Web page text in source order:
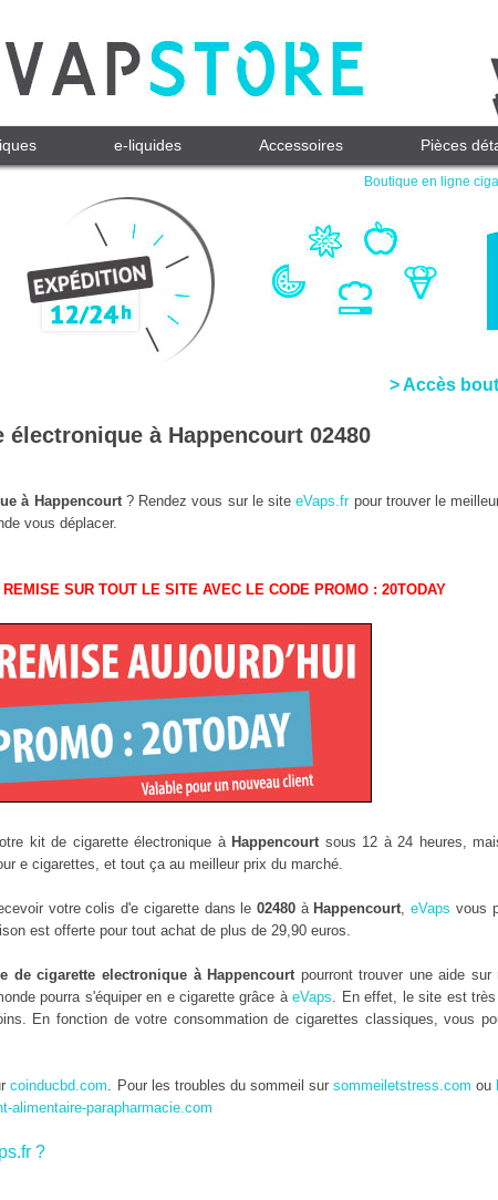
Boutique en ligne
e-liquides Accessoires Pièces
> Accès
à Happencourt 02480
à Happencourt? Rendez vous sur le siteeVaps.frpour trouver le
vous déplacer.
SUR TOUT LE SITE AVEC LE CODE PROMO : 20TODAY
kit de cigarette électronique à Happencourtsous 12 à 24 heures,
e cigarettes, et tout ça au meilleur prix du marché.
votre colis d'e cigarette dans le02480 à Happencourt,eVaps vous
est offerte pour tout achat de plus de 29,90 euros.
de cigarette electronique à Happencourtpourront trouver une aide
pourra s'équiper en e cigarette grâce àeVaps. En effet, le site est
En fonction de votre consommation de cigarettes classiques, vous
coinducbd.com. Pour les troubles du sommeil sursommeiletstress.com ou
alimentaire-parapharmacie.com
?